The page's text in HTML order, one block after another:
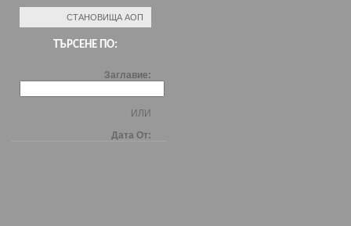
СТАНОВИЩА АОП
ТЪРСЕНЕ ПО:
Заглавие:
ИЛИ
Дата От: